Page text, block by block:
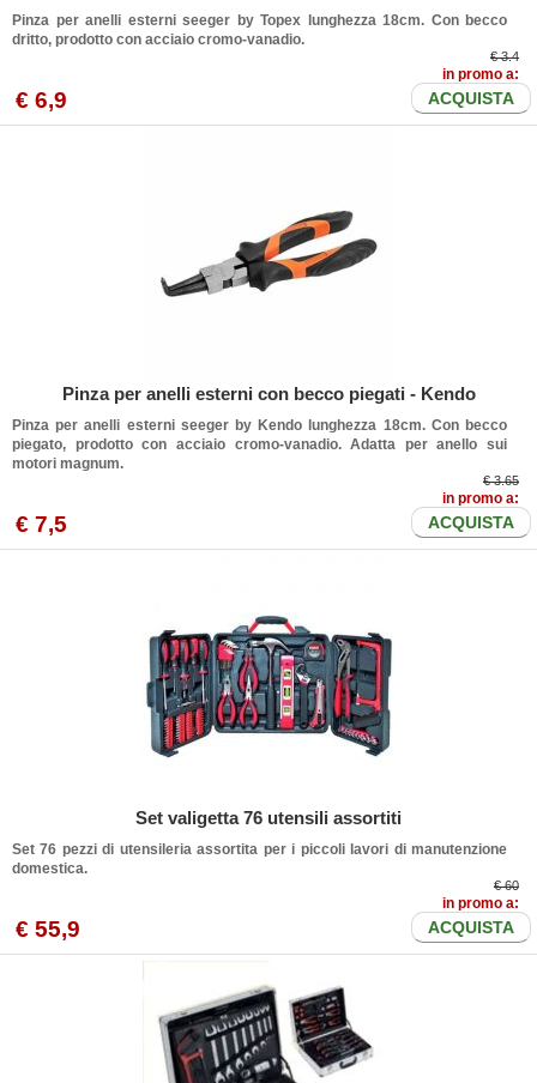
Pinza per anelli esterni seeger by Topex lunghezza 18cm. Con becco
dritto, prodotto con acciaio cromo-vanadio.
€ 3.4
in promo a:
€ 6,9 ACQUISTA
Pinza per anelli esterni con becco piegati - Kendo
Pinza per anelli esterni seeger by Kendo lunghezza 18cm. Con becco
piegato, prodotto con acciaio cromo-vanadio. Adatta per anello sui
motori magnum.
€ 3.65
in promo a:
€ 7,5 ACQUISTA
Set valigetta 76 utensili assortiti
Set 76 pezzi di utensileria assortita per i piccoli lavori di manutenzione
domestica.
€ 60
in promo a:
€ 55,9 ACQUISTA